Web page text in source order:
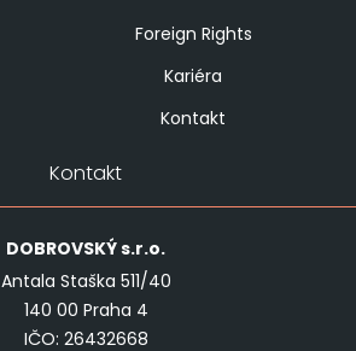
Foreign Rights
Kariéra
Kontakt
Kontakt
DOBROVSKÝs.r.o.
Antala Staška 511/40
140 00 Praha 4
IČO: 26432668